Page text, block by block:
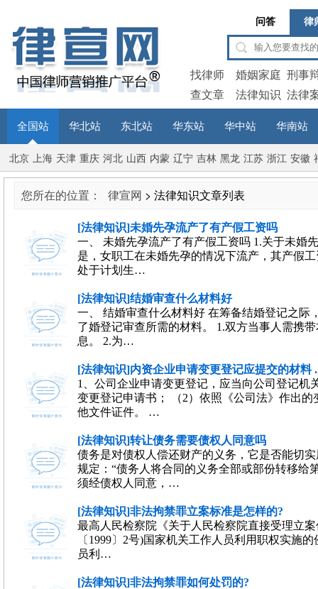
问答 律
找律师 婚姻家庭 刑事
查文章
法律知识 法律
全国站 华北站 东北站 华东站 华中站 华南站
北京 上海 天津 重庆 河北 山西 内蒙 辽宁 吉林 黑龙 江苏 浙江 安徽
您所在的位置： 律宣网 > 法律知识文章列表
[法律知识]未婚先孕流产了有产假工资吗
一、 未婚先孕流产了有产假工资吗 1.关于未婚
是，女职工在未婚先孕的情况下流产，其产假
处于计划生…
[法律知识]结婚审查什么材料好
一、 结婚审查什么材料好 在筹备结婚登记之际
了婚登记审查所需的材料。 1.双方当事人需携
息。 2.为…
[法律知识]内资企业申请变更登记应提交的材料
1、公司企业申请变更登记，应当向公司登记机
变更登记申请书； （2）依照《公司法》作出
他文件证件。 …
[法律知识]转让债务需要债权人同意吗
债务是对债权人偿还财产的义务，它是否能切
规定：“债务人将合同的义务全部或部份转移给
须经债权人同意，…
[法律知识]非法拘禁罪立案标准是怎样的?
最高人民检察院《关于人民检察院直接受理立
〔1999〕2号)国家机关工作人员利用职权实施
员利…
[法律知识]非法拘禁罪如何处罚的?